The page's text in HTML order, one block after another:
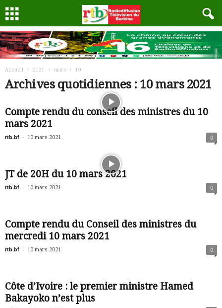
Accueil 2021 mars 10
Archives quotidiennes : 10 mars 2021
Compte rendu du conseil des ministres du 10
mars 2021
rtb.bf - 10 mars 2021 0
JT de 20H du 10 mars 2021
rtb.bf - 10 mars 2021 0
Compte rendu du Conseil des ministres du
mercredi 10 mars 2021
rtb.bf - 10 mars 2021 0
Côte d’Ivoire : le premier ministre Hamed
Bakayoko n’est plus